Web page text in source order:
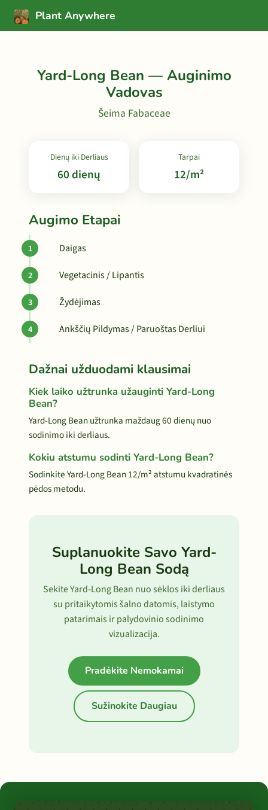
Plant Anywhere
Yard-Long Bean — Auginimo
Vadovas
Šeima Fabaceae
Dienų iki Derliaus
60 dienų
Tarpai
12/m²
Augimo Etapai
Daigas
Vegetacinis / Lipantis
Žydėjimas
Ankščių Pildymas / Paruoštas Derliui
Dažnai užduodami klausimai
Kiek laiko užtrunka užauginti Yard-Long
Bean?
Yard-Long Bean užtrunka maždaug 60 dienų nuo
sodinimo iki derliaus.
Kokiu atstumu sodinti Yard-Long Bean?
Sodinkite Yard-Long Bean 12/m² atstumu kvadratinės
pėdos metodu.
Suplanuokite Savo Yard-
Long Bean Sodą
Sekite Yard-Long Bean nuo sėklos iki derliaus
su pritaikytomis šalno datomis, laistymo
patarimais ir palydovinio sodinimo
vizualizacija.
Pradėkite Nemokamai
Sužinokite Daugiau